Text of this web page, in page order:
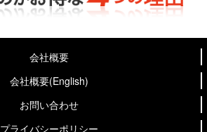
会社概要
会社概要(English)
お問い合わせ
プライバシーポリシー